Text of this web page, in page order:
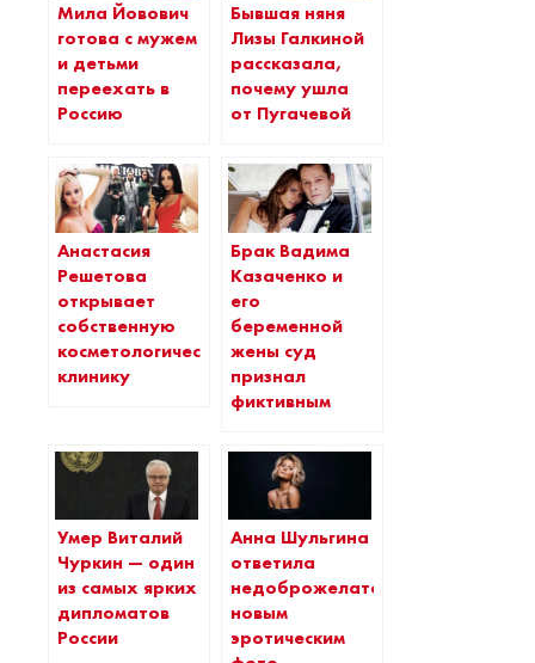
Мила Йовович
готова с мужем
и детьми
переехать в
Россию
Бывшая няня
Лизы Галкиной
рассказала,
почему ушла
от Пугачевой
Анастасия
Решетова
открывает
собственную
косметологическую
клинику
Брак Вадима
Казаченко и
его
беременной
жены суд
признал
фиктивным
Умер Виталий
Чуркин — один
из самых ярких
дипломатов
России
Анна Шульгина
ответила
недоброжелателям
новым
эротическим